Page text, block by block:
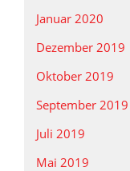
Januar 2020
Dezember 2019
Oktober 2019
September 2019
Juli 2019
Mai 2019